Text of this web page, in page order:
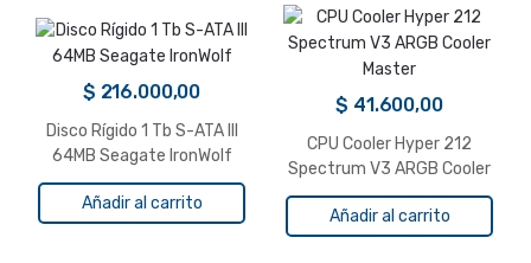
$ 216.000,00
Disco Rígido 1 Tb S-ATA III
64MB Seagate IronWolf
Añadir al carrito
$ 41.600,00
CPU Cooler Hyper 212
Spectrum V3 ARGB Cooler
Master
Añadir al carrito